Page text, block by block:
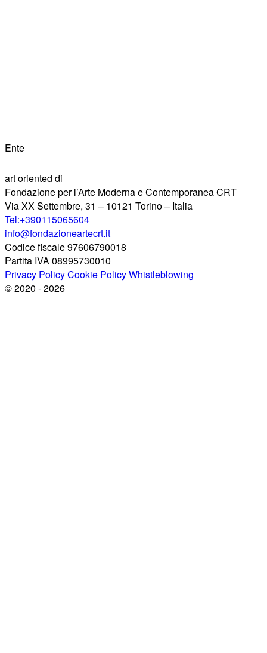
Ente
art oriented di
Fondazione per l’Arte Moderna e Contemporanea CRT
Via XX Settembre, 31 – 10121 Torino – Italia
Tel:+390115065604
info@fondazioneartecrt.it
Codice fiscale 97606790018
Partita IVA 08995730010
Privacy PolicyCookie PolicyWhistleblowing
© 2020 - 2026